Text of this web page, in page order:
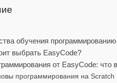
обучения
выбрать EasyCode?
от EasyCode: что
программирования на Scratch